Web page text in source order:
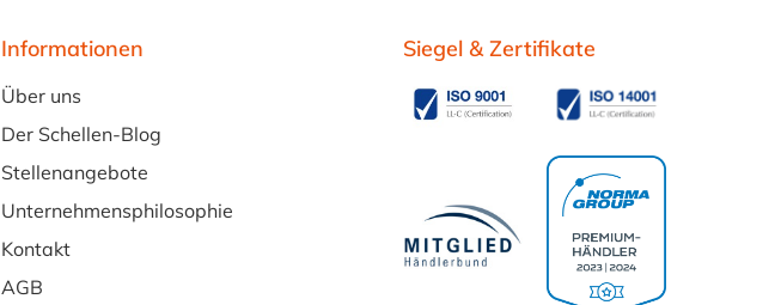
Informationen
Über uns
Der Schellen-Blog
Stellenangebote
Unternehmensphilosophie
Kontakt
AGB
Siegel & Zertifikate